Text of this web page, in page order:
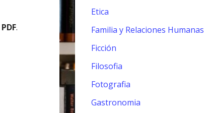
PDF.
Etica
Familia y Relaciones Humanas
Ficción
Filosofia
Fotografia
Gastronomia